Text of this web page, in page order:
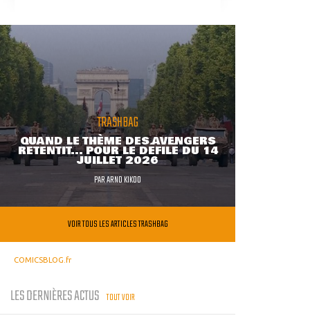
TRASHBAG
QUAND LE THÈME DES AVENGERS
RETENTIT... POUR LE DÉFILÉ DU 14
JUILLET 2026
PARARNO KIKOO
VOIR TOUS LES ARTICLES TRASHBAG
COMICSBLOG.fr
LES DERNIÈRES ACTUS TOUT VOIR